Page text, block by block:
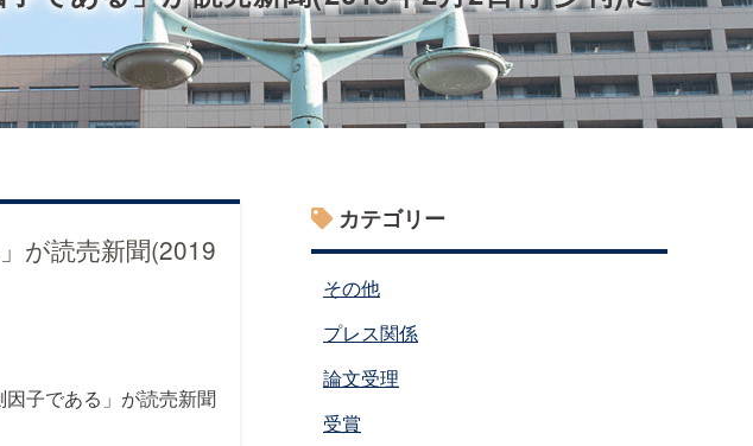
が読売新聞(2019
子である」が読売新聞
カテゴリー
その他
プレス関係
論文受理
受賞